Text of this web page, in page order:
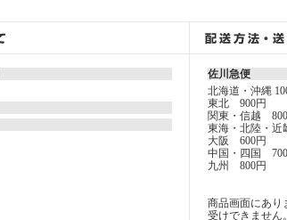
佐川急便
北海道・沖縄
東北 900円
関東・信越
東海・北陸・
大阪 600円
中国・四国
九州 800円
商品画面にあり
受けできません。